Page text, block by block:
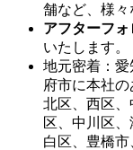
舗など、様々
アフターフォ
いたします。
地元密着：
府市に本社
北区、西区、
区、中川区
白区、豊橋